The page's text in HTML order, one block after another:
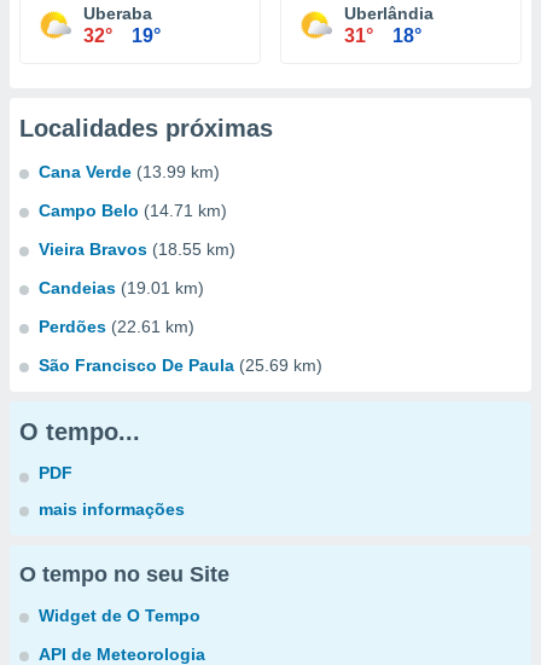
Uberaba
32° 19°
Uberlândia
31° 18°
Localidades próximas
Cana Verde (13.99 km)
Campo Belo (14.71 km)
Vieira Bravos (18.55 km)
Candeias (19.01 km)
Perdões (22.61 km)
São Francisco De Paula (25.69 km)
O tempo...
PDF
mais informações
O tempo no seu Site
Widget de O Tempo
API de Meteorologia